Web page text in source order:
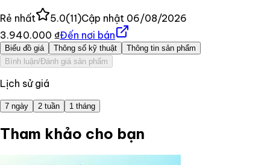
Rẻ nhất 5.0(11)Cập nhật 06/08/2026
3.940.000 ₫Đến nơi bán
Biểu đồ giá Thông số kỹ thuật
Thông tin sản phẩm
Bình luận/Đánh giá sản phẩm
Lịch sử giá
7 ngày 2 tuần 1 tháng
Tham khảo cho bạn